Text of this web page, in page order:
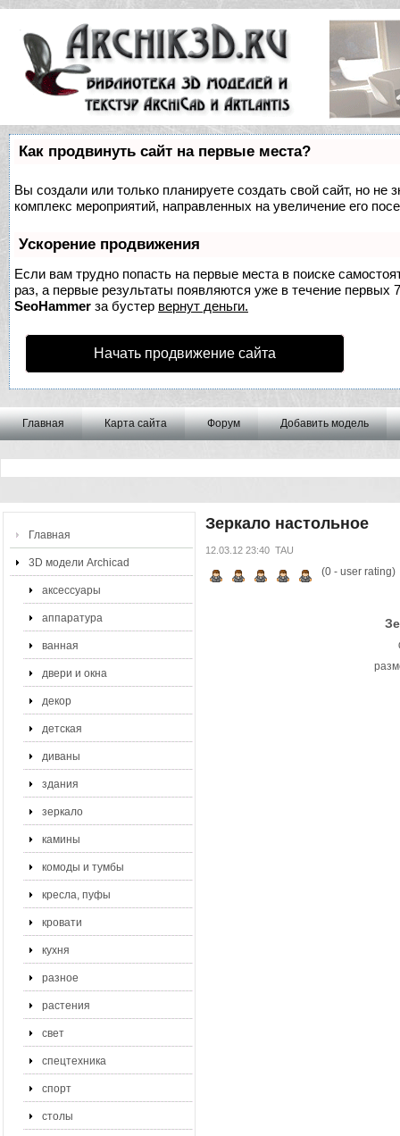
Как продвинуть сайт на первые места?
Вы создали или только планируете создать свой сайт, но не
комплекс мероприятий, направленных на увеличение его
Ускорение продвижения
Если вам трудно попасть на первые места в поиске
раз, а первые результаты появляются уже в течение первых
SeoHammer за бустер вернут деньги.
Начать продвижение сайта
Главная Карта сайта Форум Добавить модель
Главная
3D модели Archicad
аксессуары
аппаратура
ванная
двери и окна
декор
детская
диваны
здания
зеркало
камины
комоды и тумбы
кресла, пуфы
кровати
кухня
разное
растения
свет
спецтехника
спорт
столы
Зеркало настольное
12.03.12 23:40 TAU
(0- user rating)